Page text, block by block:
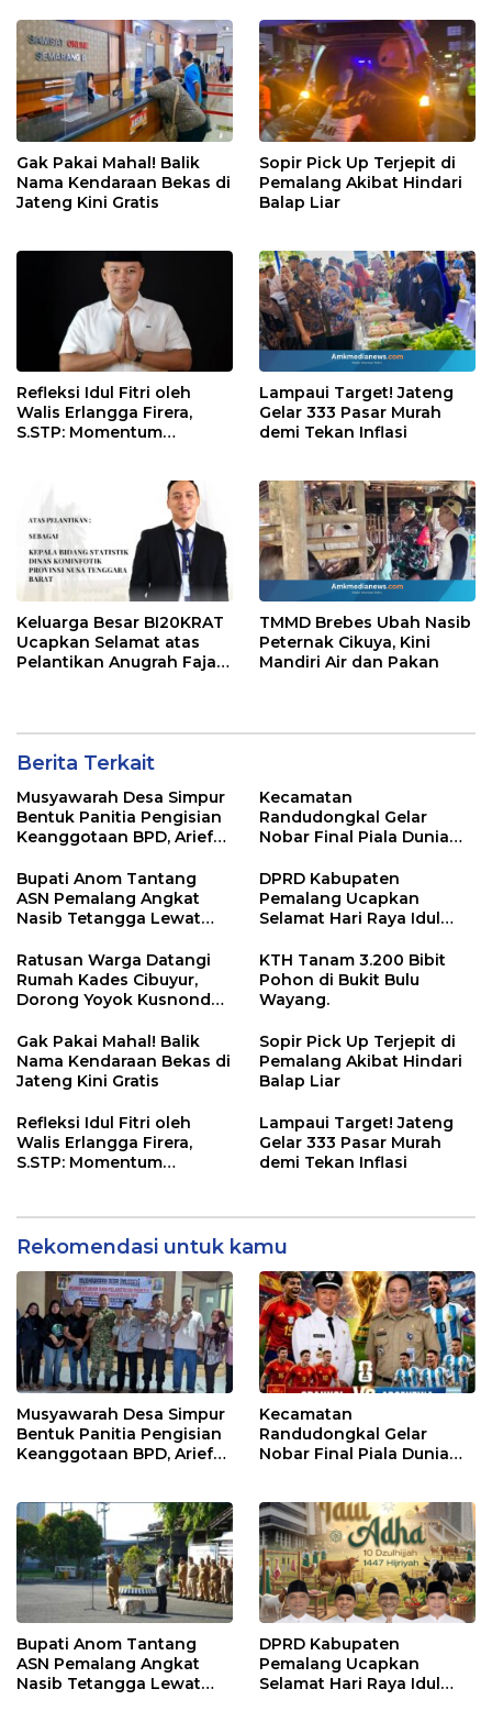
Gak Pakai Mahal! Balik
Nama Kendaraan Bekas di
Jateng Kini Gratis
Sopir Pick Up Terjepit di
Pemalang Akibat Hindari
Balap Liar
Refleksi Idul Fitri oleh
Walis Erlangga Firera,
S.STP: Momentum
Lampaui Target! Jateng
Gelar 333 Pasar Murah
demi Tekan Inflasi
Keluarga Besar BI20KRAT
Ucapkan Selamat atas
Pelantikan Anugrah Fajar
TMMD Brebes Ubah Nasib
Peternak Cikuya, Kini
Mandiri Air dan Pakan
Berita Terkait
Musyawarah Desa Simpur
Bentuk Panitia Pengisian
Keanggotaan BPD, Arief
Sebagai Ketua
Kecamatan
Randudongkal Gelar
Nobar Final Piala Dunia
Ramaikan Acara
Bupati Anom Tantang
ASN Pemalang Angkat
Nasib Tetangga Lewat
DPRD Kabupaten
Pemalang Ucapkan
Selamat Hari Raya Idul
Ratusan Warga Datangi
Rumah Kades Cibuyur,
Dorong Yoyok Kusnondo
KTH Tanam 3.200 Bibit
Pohon di Bukit Bulu
Wayang.
Gak Pakai Mahal! Balik
Nama Kendaraan Bekas di
Jateng Kini Gratis
Sopir Pick Up Terjepit di
Pemalang Akibat Hindari
Balap Liar
Refleksi Idul Fitri oleh
Walis Erlangga Firera,
S.STP: Momentum
Lampaui Target! Jateng
Gelar 333 Pasar Murah
demi Tekan Inflasi
Rekomendasi untuk kamu
Musyawarah Desa Simpur
Bentuk Panitia Pengisian
Keanggotaan BPD, Arief
Kecamatan
Randudongkal Gelar
Nobar Final Piala Dunia
Bupati Anom Tantang
ASN Pemalang Angkat
Nasib Tetangga Lewat
DPRD Kabupaten
Pemalang Ucapkan
Selamat Hari Raya Idul